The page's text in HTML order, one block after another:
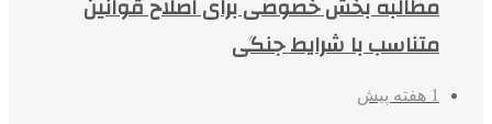
مطالبه بخش خصوصی برای اصلاح قوانین
متناسب با شرایط جنگی
1 هفته پیش